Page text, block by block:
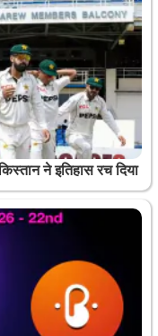
ने इतिहास रच दिया